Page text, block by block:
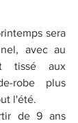
sera
avec au
tissé aux
robe plus
l'été.
de 9 ans